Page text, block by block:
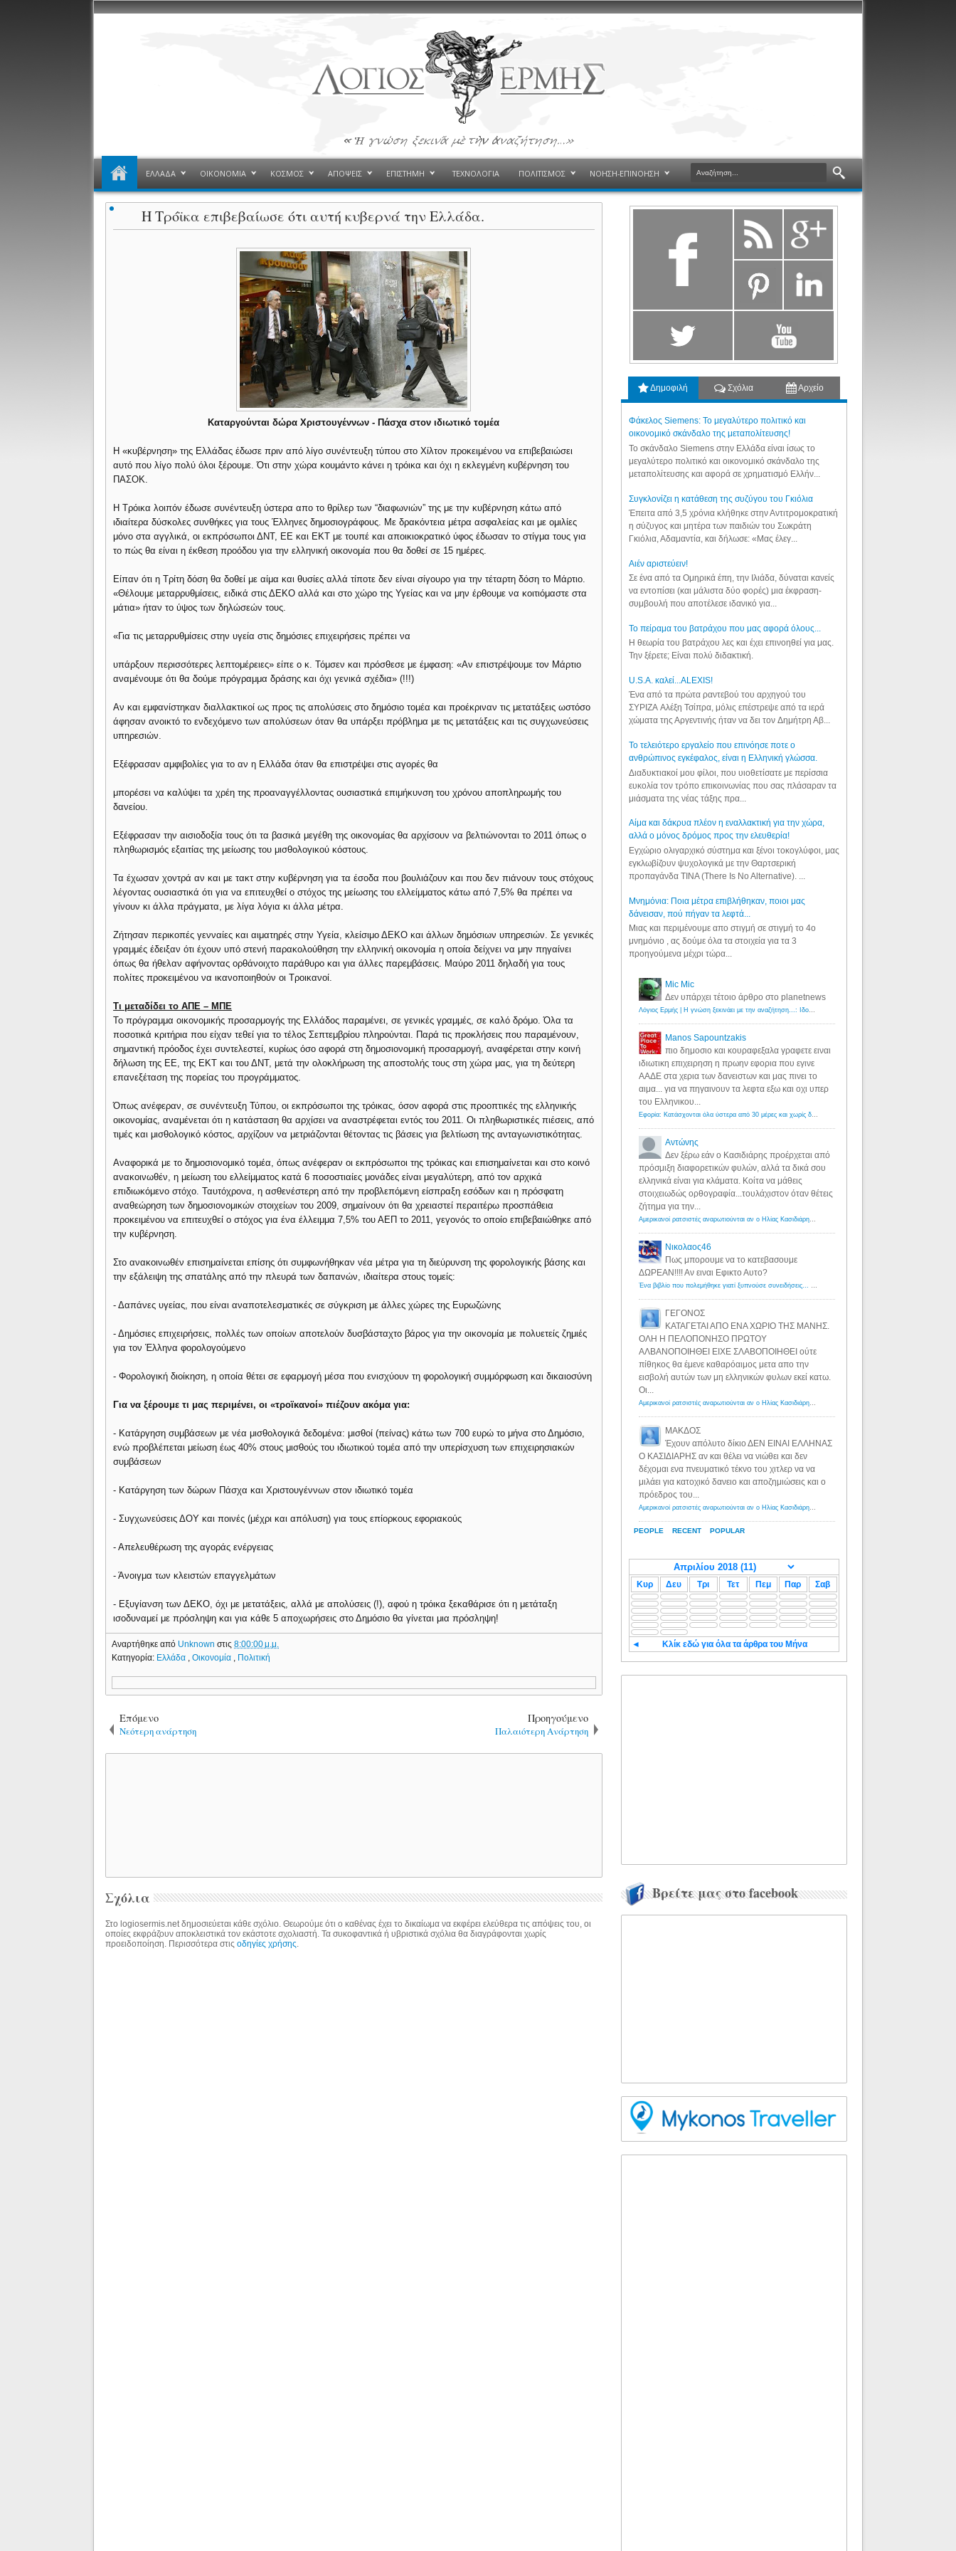
ΕΛΛΑΔΑ ΟΙΚΟΝΟΜΙΑ ΚΟΣΜΟΣ ΑΠΟΨΕΙΣ ΕΠΙΣΤΗΜΗ ΤΕΧΝΟΛΟΓΙΑ ΠΟΛΙΤΙΣΜΟΣ ΝΟΗΣΗ-ΕΠΙΝΟΗΣΗ
Η Τρόϊκα επιβεβαίωσε ότι αυτή κυβερνά την Ελλάδα.
Καταργούνται δώρα Χριστουγέννων - Πάσχα στον ιδιωτικό τομέα
H «κυβέρνηση» της Ελλάδας έδωσε πριν από λίγο συνέντευξη τύπου στο Χίλτον προκειμένου να επιβεβαιώσει
αυτό που λίγο πολύ όλοι ξέρουμε. Ότι στην χώρα κουμάντο κάνει η τρόικα και όχι η εκλεγμένη κυβέρνηση του
ΠΑΣΟΚ.
Η Τρόικα λοιπόν έδωσε συνέντευξη ύστερα απο το θρίλερ των “διαφωνιών” της με την κυβέρνηση κάτω από
ιδιαίτερα δύσκολες συνθήκες για τους Έλληνες δημοσιογράφους. Με δρακόντεια μέτρα ασφαλείας και με ομιλίες
μόνο στα αγγλικά, οι εκπρόσωποι ΔΝΤ, ΕΕ και ΕΚΤ με τουπέ και αποικιοκρατικό ύφος έδωσαν το στίγμα τους για
το πώς θα είναι η έκθεση προόδου για την ελληνική οικονομία που θα δοθεί σε 15 ημέρες.
Είπαν ότι η Τρίτη δόση θα δοθεί με αίμα και θυσίες αλλά τίποτε δεν είναι σίγουρο για την τέταρτη δόση το Μάρτιο.
«Θέλουμε μεταρρυθμίσεις, ειδικά στις ΔΕΚΟ αλλά και στο χώρο της Υγείας και να μην έρθουμε να κοιτιόμαστε στα
μάτια» ήταν το ύψος των δηλώσεών τους.
«Για τις μεταρρυθμίσεις στην υγεία στις δημόσιες επιχειρήσεις πρέπει να
υπάρξουν περισσότερες λεπτομέρειες» είπε ο κ. Τόμσεν και πρόσθεσε με έμφαση: «Αν επιστρέψουμε τον Μάρτιο
αναμένουμε ότι θα δούμε πρόγραμμα δράσης και όχι γενικά σχέδια» (!!!)
Αν και εμφανίστηκαν διαλλακτικοί ως προς τις απολύσεις στο δημόσιο τομέα και προέκριναν τις μετατάξεις ωστόσο
άφησαν ανοικτό το ενδεχόμενο των απολύσεων όταν θα υπάρξει πρόβλημα με τις μετατάξεις και τις συγχωνεύσεις
υπηρεσιών.
Εξέφρασαν αμφιβολίες για το αν η Ελλάδα όταν θα επιστρέψει στις αγορές θα
μπορέσει να καλύψει τα χρέη της προαναγγέλλοντας ουσιαστικά επιμήκυνση του χρόνου αποπληρωμής του
δανείου.
Εξέφρασαν την αισιοδοξία τους ότι τα βασικά μεγέθη της οικονομίας θα αρχίσουν να βελτιώνονται το 2011 όπως ο
πληθωρισμός εξαιτίας της μείωσης του μισθολογικού κόστους.
Τα έχωσαν χοντρά αν και με τακτ στην κυβέρνηση για τα έσοδα που βουλιάζουν και που δεν πιάνουν τους στόχους
λέγοντας ουσιαστικά ότι για να επιτευχθεί ο στόχος της μείωσης του ελλείμματος κάτω από 7,5% θα πρέπει να
γίνουν κι άλλα πράγματα, με λίγα λόγια κι άλλα μέτρα.
Ζήτησαν περικοπές γενναίες και αιματηρές στην Υγεία, κλείσιμο ΔΕΚΟ και άλλων δημόσιων υπηρεσιών. Σε γενικές
γραμμές έδειξαν ότι έχουν υπό στενή παρακολούθηση την ελληνική οικονομία η οποία δείχνει να μην πηγαίνει
όπως θα ήθελαν αφήνοντας ορθάνοιχτο παράθυρο και για άλλες παρεμβάσεις. Μαύρο 2011 δηλαδή για τους
πολίτες προκειμένου να ικανοποιηθούν οι Tροικανοί.
Τι μεταδίδει το ΑΠΕ – ΜΠΕ
Το πρόγραμμα οικονομικής προσαρμογής της Ελλάδος παραμένει, σε γενικές γραμμές, σε καλό δρόμο. Όλα τα
ποσοτικά κριτήρια που είχαν τεθεί για το τέλος Σεπτεμβρίου πληρούνται. Παρά τις προκλήσεις που παραμένουν,
σημαντική πρόοδος έχει συντελεστεί, κυρίως όσο αφορά στη δημοσιονομική προσαρμογή, αναφέρεται στην κοινή
δήλωση της ΕΕ, της ΕΚΤ και του ΔΝΤ, μετά την ολοκλήρωση της αποστολής τους στη χώρα μας, για τη δεύτερη
επανεξέταση της πορείας του προγράμματος.
Όπως ανέφεραν, σε συνέντευξη Τύπου, οι εκπρόσωποι της τρόικας, όσον αφορά στις προοπτικές της ελληνικής
οικονομίας, αναμένεται ότι η κατάσταση θα αρχίσει να αναστρέφεται εντός του 2011. Οι πληθωριστικές πιέσεις, από
τιμές και μισθολογικό κόστος, αρχίζουν να μετριάζονται θέτοντας τις βάσεις για βελτίωση της ανταγωνιστικότητας.
Αναφορικά με το δημοσιονομικό τομέα, όπως ανέφεραν οι εκπρόσωποι της τρόικας και επισημαίνεται και στο κοινό
ανακοινωθέν, η μείωση του ελλείμματος κατά 6 ποσοστιαίες μονάδες είναι μεγαλύτερη, από τον αρχικά
επιδιωκόμενο στόχο. Ταυτόχρονα, η ασθενέστερη από την προβλεπόμενη είσπραξη εσόδων και η πρόσφατη
αναθεώρηση των δημοσιονομικών στοιχείων του 2009, σημαίνουν ότι θα χρειαστεί περαιτέρω προσπάθεια
προκειμένου να επιτευχθεί ο στόχος για ένα έλλειμμα 7,5% του ΑΕΠ το 2011, γεγονός το οποίο επιβεβαιώθηκε από
την κυβέρνηση.
Στο ανακοινωθέν επισημαίνεται επίσης ότι συμφωνήθηκαν νέα μέτρα για τη διεύρυνση της φορολογικής βάσης και
την εξάλειψη της σπατάλης από την πλευρά των δαπανών, ιδιαίτερα στους τομείς:
- Δαπάνες υγείας, που είναι αναποτελεσματικές σε σύγκριση με άλλες χώρες της Ευρωζώνης
- Δημόσιες επιχειρήσεις, πολλές των οποίων αποτελούν δυσβάσταχτο βάρος για την οικονομία με πολυετείς ζημιές
για τον Έλληνα φορολογούμενο
- Φορολογική διοίκηση, η οποία θέτει σε εφαρμογή μέσα που ενισχύουν τη φορολογική συμμόρφωση και δικαιοσύνη
Για να ξέρουμε τι μας περιμένει, οι «τροϊκανοί» πιέζουν ακόμα για:
- Κατάργηση συμβάσεων με νέα μισθολογικά δεδομένα: μισθοί (πείνας) κάτω των 700 ευρώ το μήνα στο Δημόσιο,
ενώ προβλέπεται μείωση έως 40% στους μισθούς του ιδιωτικού τομέα από την υπερίσχυση των επιχειρησιακών
συμβάσεων
- Κατάργηση των δώρων Πάσχα και Χριστουγέννων στον ιδιωτικό τομέα
- Συγχωνεύσεις ΔΟΥ και ποινές (μέχρι και απόλυση) για τους επίορκους εφοριακούς
- Απελευθέρωση της αγοράς ενέργειας
- Άνοιγμα των κλειστών επαγγελμάτων
- Εξυγίανση των ΔΕΚΟ, όχι με μετατάξεις, αλλά με απολύσεις (!), αφού η τρόικα ξεκαθάρισε ότι η μετάταξη
ισοδυναμεί με πρόσληψη και για κάθε 5 αποχωρήσεις στο Δημόσιο θα γίνεται μια πρόσληψη!
Αναρτήθηκε από Unknownστις8:00:00 μ.μ.
Κατηγορία: Ελλάδα ,Οικονομία Πολιτική
Επόμενο
Νεότερη ανάρτηση
Προηγούμενο
Παλαιότερη Ανάρτηση
Σχόλια
Στο logiosermis.net δημοσιεύεται κάθε σχόλιο. Θεωρούμε ότι ο καθένας έχει το δικαίωμα να εκφέρει ελεύθερα τις απόψεις του, οι
οποίες εκφράζουν αποκλειστικά τον εκάστοτε σχολιαστή. Τα συκοφαντικά ή υβριστικά σχόλια θα διαγράφονται χωρίς
προειδοποίηση. Περισσότερα στιςοδηγίες χρήσης
Δημοφιλή Σχόλια Αρχείο
Φάκελος Siemens: Το μεγαλύτερο πολιτικό και
οικονομικό σκάνδαλο της μεταπολίτευσης!
Το σκάνδαλο Siemens στην Ελλάδα είναι ίσως το
μεγαλύτερο πολιτικό και οικονομικό σκάνδαλο της
μεταπολίτευσης και αφορά σε χρηματισμό Ελλήν...
Συγκλονίζει η κατάθεση της συζύγου του Γκιόλια
Έπειτα από 3,5 χρόνια κλήθηκε στην Αντιτρομοκρατική
η σύζυγος και μητέρα των παιδιών του Σωκράτη
Γκιόλια, Αδαμαντία, και δήλωσε: «Μας έλεγ...
Aιέν αριστεύειν!
Σε ένα από τα Ομηρικά έπη, την Ιλιάδα, δύναται κανείς
να εντοπίσει (και μάλιστα δύο φορές) μια έκφραση-
συμβουλή που αποτέλεσε ιδανικό για...
Το πείραμα του βατράχου που μας αφορά όλους...
Η θεωρία του βατράχου λες και έχει επινοηθεί για μας.
Την ξέρετε; Είναι πολύ διδακτική.
U.S.A. καλεί...ALEXIS!
Ένα από τα πρώτα ραντεβού του αρχηγού του
ΣΥΡΙΖΑ Αλέξη Τσίπρα, μόλις επέστρεψε από τα ιερά
χώματα της Αργεντινής ήταν να δει τον Δημήτρη Αβ...
Το τελειότερο εργαλείο που επινόησε ποτε ο
ανθρώπινος εγκέφαλος, είναι η Ελληνική γλώσσα.
Διαδυκτιακοί μου φίλοι, που υιοθετίσατε με περίσσια
ευκολία τον τρόπο επικοινωνίας που σας πλάσαραν τα
μιάσματα της νέας τάξης πρα...
Αίμα και δάκρυα πλέον η εναλλακτική για την χώρα,
αλλά ο μόνος δρόμος προς την ελευθερία!
Εγχώριο ολιγαρχικό σύστημα και ξένοι τοκογλύφοι, μας
εγκλωβίζουν ψυχολογικά με την Θαρτσερική
προπαγάνδα TINA (There Is No Alternative). ...
Μνημόνια: Ποια μέτρα επιβλήθηκαν, ποιοι μας
δάνεισαν, πού πήγαν τα λεφτά...
Μιας και περιμένουμε απο στιγμή σε στιγμή το 4ο
μνημόνιο , ας δούμε όλα τα στοιχεία για τα 3
προηγούμενα μέχρι τώρα...
PEOPLE RECENT POPULAR
Mic Mic
Δεν υπάρχει τέτοιο άρθρο στο planetnews
Λόγιος Ερμής | Η γνώση ξεκινάει με την αναζήτηση...: Ιδού οι 18 που χρωστούν 11 δις ευρώ!
Manos Sapountzakis
πιο δημοσιο και κουραφεξαλα γραφετε ειναι
ιδιωτικη επιχειρηση η πρωην εφορια που εγινε
ΑΑΔΕ στα χερια των δανειστων και μας πινει το
αιμα... για να πηγαινουν τα λεφτα εξω και οχι υπερ
του Ελληνικου...
Εφορία: Κατάσχονται όλα ύστερα από 30 μέρες και χωρίς δικαστικές αποφάσεις - Λόγιος Ερμής
Αντώνης
Δεν ξέρω εάν ο Κασιδιάρης προέρχεται από
πρόσμιξη διαφορετικών φυλών, αλλά τα δικά σου
ελληνικά είναι για κλάματα. Κοίτα να μάθεις
στοιχειωδώς ορθογραφία...τουλάχιστον όταν θέτεις
ζήτημα για την...
Αμερικανοί ρατσιστές αναρωτιούνται αν ο Ηλίας Κασιδιάρης ανήκει στη λευκή φυλή... - Λόγιος Ερμής
Νικολαος46
Πως μπορουμε να το κατεβασουμε
ΔΩΡΕΑΝ!!!! Αν ειναι Εφικτο Αυτο?
Ένα βιβλίο που πολεμήθηκε γιατί ξυπνούσε συνειδήσεις... - Λόγιος Ερμής | Η γνώση ξεκινάει με την αναζήτηση...
ΓΕΓΟΝΟΣ
ΚΑΤΑΓΕΤΑΙ ΑΠΟ ΕΝΑ ΧΩΡΙΟ ΤΗΣ ΜΑΝΗΣ.
ΟΛΗ Η ΠΕΛΟΠΟΝΗΣΟ ΠΡΩΤΟΥ
ΑΛΒΑΝΟΠΟΙΗΘΕΙ ΕΙΧΕ ΣΛΑΒΟΠΟΙΗΘΕΙ ούτε
πίθηκος θα έμενε καθαρόαιμος μετα απο την
εισβολή αυτών των μη ελληνικών φυλων εκεί κατω.
Οι...
Αμερικανοί ρατσιστές αναρωτιούνται αν ο Ηλίας Κασιδιάρης ανήκει στη λευκή φυλή... - Λόγιος Ερμής
ΜΑΚΔΟΣ
Έχουν απόλυτο δίκιο ΔΕΝ ΕΙΝΑΙ ΕΛΛΗΝΑΣ
Ο ΚΑΣΙΔΙΑΡΗΣ αν και θέλει να νιώθει και δεν
δέχομαι ενα πνευματικό τέκνο του χιτλερ να να
μιλάει για κατοχικό δανειο και αποζημιώσεις και ο
πρόεδρος του...
Αμερικανοί ρατσιστές αναρωτιούνται αν ο Ηλίας Κασιδιάρης ανήκει στη λευκή φυλή... - Λόγιος Ερμής
Κυρ Δευ Τρι Τετ Πεμ Παρ Σαβ
◄ Κλίκ εδώ για όλα τα άρθρα του Μήνα
Βρείτε μας στο facebook